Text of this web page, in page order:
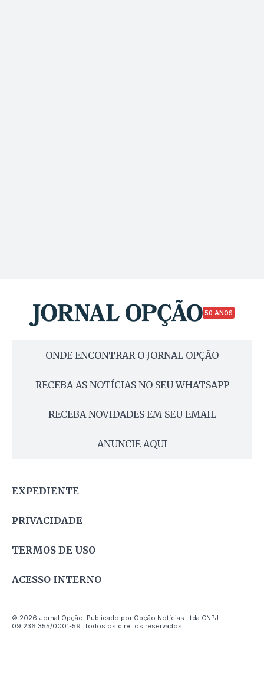
50 ANOS
ONDE ENCONTRAR O JORNAL OPÇÃO
RECEBA AS NOTÍCIAS NO SEU WHATSAPP
RECEBA NOVIDADES EM SEU EMAIL
ANUNCIE AQUI
EXPEDIENTE
PRIVACIDADE
TERMOS DE USO
ACESSO INTERNO
© 2026 Jornal Opção. Publicado por Opção Notícias Ltda CNPJ
09.236.355/0001-59. Todos os direitos reservados.